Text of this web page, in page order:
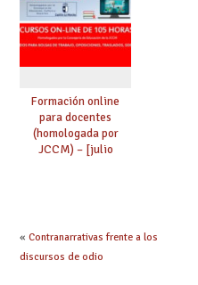
Formación online
para docentes
(homologada por
JCCM) – [julio
« Contranarrativas frente a los
discursos de odio